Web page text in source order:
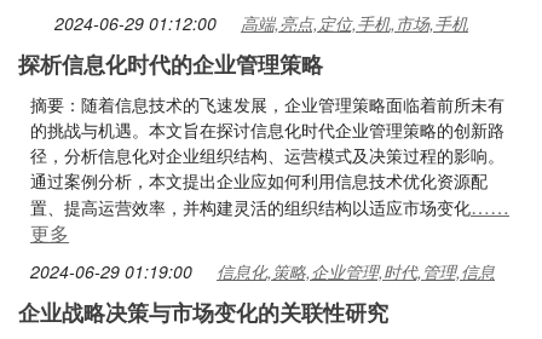
2024-06-29 01:12:00 高端,亮点,定位,手机,市场,手机
探析信息化时代的企业管理策略
摘要：随着信息技术的飞速发展，企业管理策略面临着前所未有
的挑战与机遇。本文旨在探讨信息化时代企业管理策略的创新路
径，分析信息化对企业组织结构、运营模式及决策过程的影响。
通过案例分析，本文提出企业应如何利用信息技术优化资源配
置、提高运营效率，并构建灵活的组织结构以适应市场变化……
更多
2024-06-29 01:19:00 信息化,策略,企业管理,时代,管理,信息
企业战略决策与市场变化的关联性研究